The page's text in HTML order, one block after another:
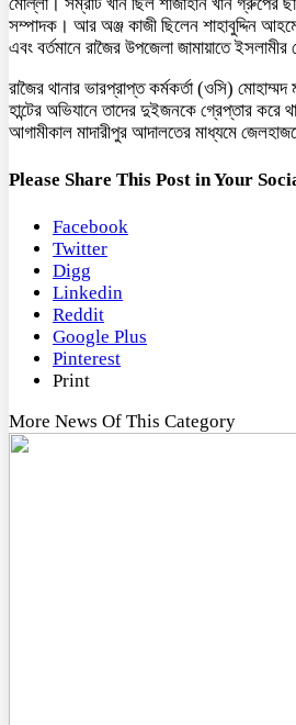
মোল্লা। সম্রাট খান ছিল শাজাহান খান গ্রুপের
সম্পাদক। আর অঞ্জ কাজী ছিলেন শাহাবুদ্দিন
এবং বর্তমানে রাজৈর উপজেলা জামায়াতে ইসলামীর
রাজৈর থানার ভারপ্রাপ্ত কর্মকর্তা (ওসি)
হান্টের অভিযানে তাদের দুইজনকে গ্রেপ্তার করে
আগামীকাল মাদারীপুর আদালতের মাধ্যমে
Please Share This Post in Your
Facebook
Twitter
Digg
Linkedin
Reddit
Google Plus
Pinterest
Print
More News Of This Category